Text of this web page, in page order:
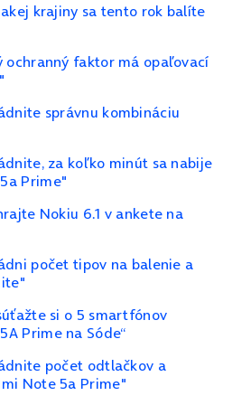
krajiny sa tento rok balíte
ochranný faktor má opaľovací
správnu kombináciu
za koľko minút sa nabije
Prime"
Nokiu 6.1 v ankete na
počet tipov na balenie a
si o 5 smartfónov
Prime na Sóde“
počet odtlačkov a
Note 5a Prime"